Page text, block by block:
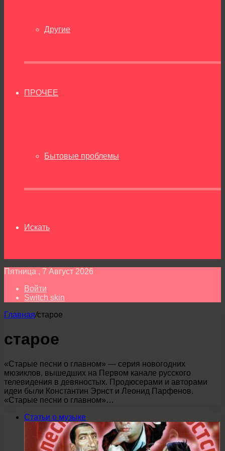
Другие
ПРОЧЕЕ
Бытовые проблемы
Искать
Пятница , 7 Август 2026
Войти
Switch skin
Главная/старое
старое
«Старые песни о главном» — серия новогодних
мюзиклов, вышедших на Первом канале русского
телевидения в девяностых. Продюсерами и авторами
идеи были Константин Эрнст и Леонид Парфенов.
«Старые песни о главном»…
Статьи о музыке